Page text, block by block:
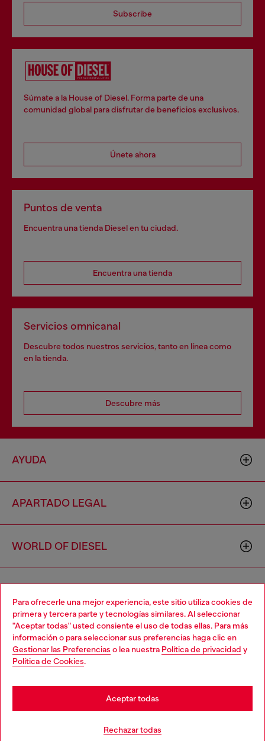
Para ofrecerle una mejor experiencia, este sitio utiliza cookies de
primera y tercera parte y tecnologías similares. Al seleccionar
"Aceptar todas" usted consiente el uso de todas ellas. Para más
información o para seleccionar sus preferencias haga clic en
Gestionar las Preferencias o lea nuestra Política de privacidad y
Política de Cookies.
Rechazar todas
Aceptar todas
Subscribe
Súmate a la House of Diesel. Forma parte de una
comunidad global para disfrutar de beneficios exclusivos.
Únete ahora
Puntos de venta
Encuentra una tienda Diesel en tu ciudad.
Encuentra una tienda
Servicios omnicanal
Descubre todos nuestros servicios, tanto en línea como
en la tienda.
Descubre más
AYUDA
APARTADO LEGAL
WORLD OF DIESEL
VAT 00642650246 -v10.9.10
Country: ES Language: ES
Choose your location
You are currently browsing España website, but it seems you
may be based in United States